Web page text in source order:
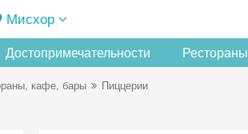
Мисхор
Достопримечательности Рестораны
кафе, бары Пиццерии